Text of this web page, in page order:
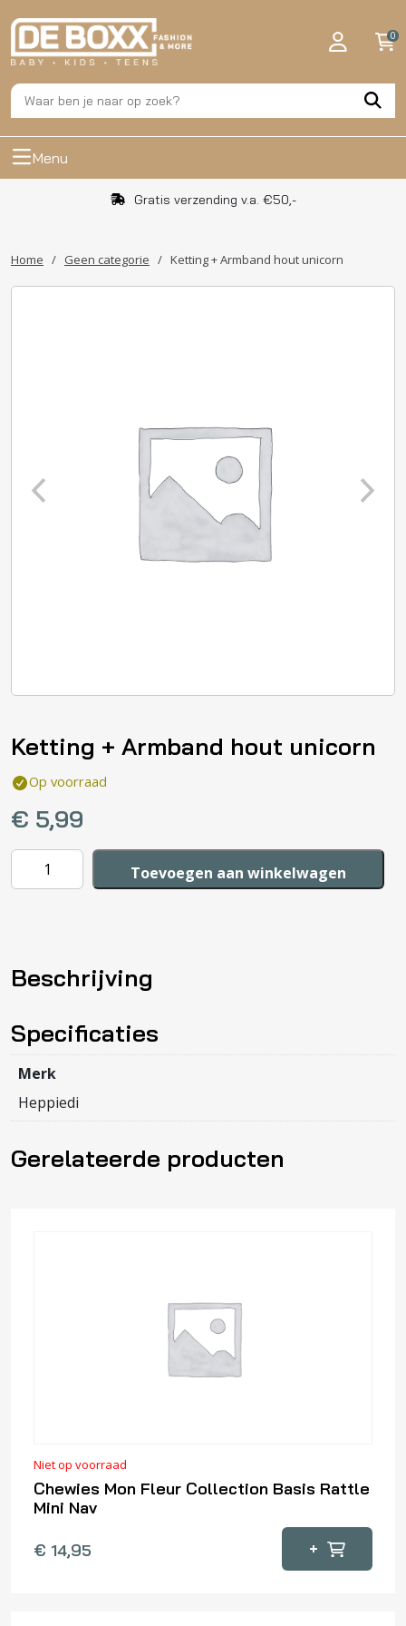
0
Menu
Gratis verzending v.a. €50,-
Home / Geen categorie / Ketting + Armband hout unicorn
Ketting + Armband hout unicorn
Op voorraad
€ 5,99
Ketting
+
aantal
Toevoegen aan winkelwagen
Beschrijving
Specificaties
Merk
Heppiedi
Gerelateerde producten
Niet op voorraad
Chewies Mon Fleur Collection Basis Rattle
Mini Nav
€ 14,95 +